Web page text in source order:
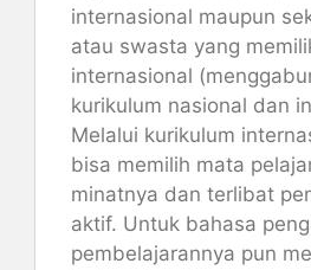
internasional maupun
atau swasta yang
internasional
kurikulum nasional dan
Melalui kurikulum
bisa memilih mata
minatnya dan terlibat
aktif. Untuk bahasa
pembelajarannya pun